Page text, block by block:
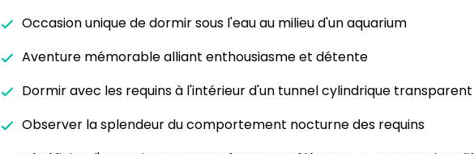
Occasion unique de dormir sous l'eau au milieu d'un aquarium
Aventure mémorable alliant enthousiasme et détente
Dormir avec les requins à l'intérieur d'un tunnel cylindrique
Observer la splendeur du comportement nocturne des requins